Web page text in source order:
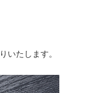
いたします。